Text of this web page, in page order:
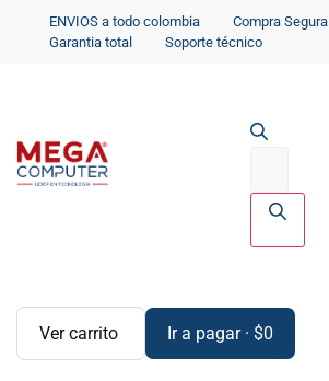
ENVIOS a todo colombia
Compra Segura
Garantia total
Soporte técnico
Ver carrito Ir a pagar · $0